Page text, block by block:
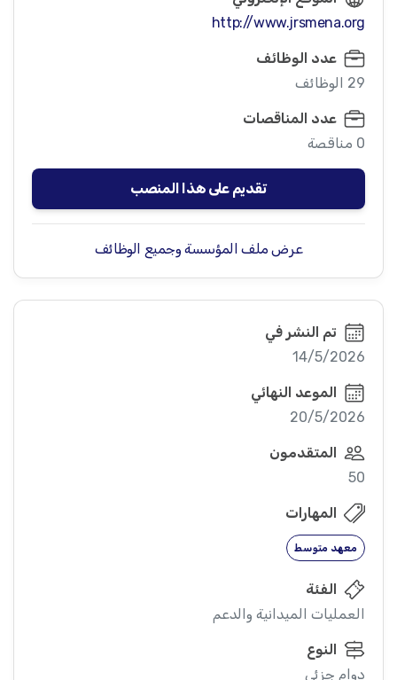
http://www.jrsmena.org
عدد الوظائف
29 الوظائف
عدد المناقصات
0 مناقصة
تقديم على هذا المنصب
عرض ملف المؤسسة وجميع الوظائف
تم النشر في
14/5/2026
الموعد النهائي
20/5/2026
المتقدمون
50
المهارات
معهد متوسط
الفئة
العمليات الميدانية والدعم
النوع
دوام جزئي